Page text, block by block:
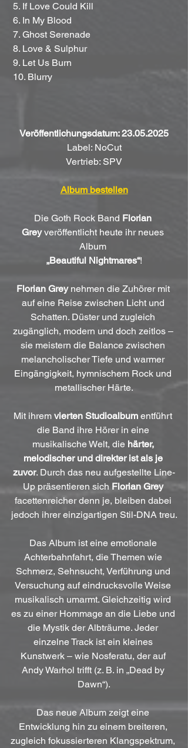
5. If Love Could Kill
6. In My Blood
7. Ghost Serenade
8. Love & Sulphur
9. Let Us Burn
10. Blurry
Veröffentlichungsdatum: 23.05.2025
Label: NoCut
Vertrieb: SPV
Album bestellen
Die Goth Rock Band Florian
Grey veröffentlicht heute ihr neues
Album
„Beautiful Nightmares“!
Florian Grey nehmen die Zuhörer mit
auf eine Reise zwischen Licht und
Schatten. Düster und zugleich
zugänglich, modern und doch zeitlos –
sie meistern die Balance zwischen
melancholischer Tiefe und warmer
Eingängigkeit, hymnischem Rock und
metallischer Härte.
Mit ihrem vierten Studioalbum entführt
die Band ihre Hörer in eine
musikalische Welt, die härter,
melodischer und direkter ist als je
zuvor. Durch das neu aufgestellte Line-
Up präsentieren sich Florian Grey
facettenreicher denn je, bleiben dabei
jedoch ihrer einzigartigen Stil-DNA treu.
Das Album ist eine emotionale
Achterbahnfahrt, die Themen wie
Schmerz, Sehnsucht, Verführung und
Versuchung auf eindrucksvolle Weise
musikalisch umarmt. Gleichzeitig wird
es zu einer Hommage an die Liebe und
die Mystik der Albträume. Jeder
einzelne Track ist ein kleines
Kunstwerk – wie Nosferatu, der auf
Andy Warhol trifft (z. B. in „Dead by
Dawn“).
Das neue Album zeigt eine
Entwicklung hin zu einem breiteren,
zugleich fokussierteren Klangspektrum,